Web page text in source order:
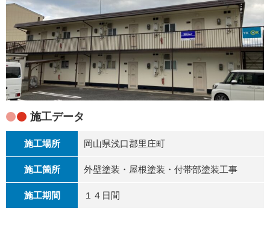
施工データ
施工場所 岡山県浅口郡里庄町
施工箇所 外壁塗装・屋根塗装・付帯部塗装工事
施工期間 １４日間